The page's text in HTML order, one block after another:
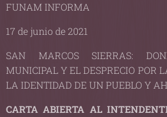
FUNAM INFORMA
17 de junio de 2021
SAN MARCOS SIERRAS:
MUNICIPAL Y EL DESPRECIO POR
LA IDENTIDAD DE UN PUEBLO Y
CARTA ABIERTA AL